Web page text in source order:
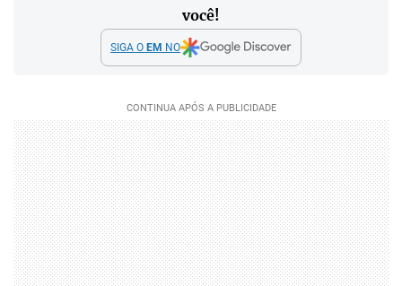
você!
SIGA O EM NO